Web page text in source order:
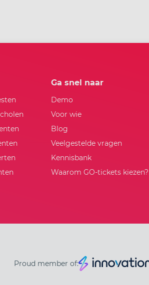
Ga snel naar
Demo
Voor wie
Blog
Veelgestelde vragen
Kennisbank
Waarom GO-tickets kiezen?
Proud member of: